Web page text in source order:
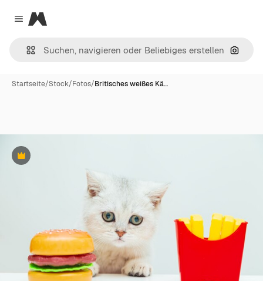
Close menu
Magnific
Nach
Startseite/Stock/Fotos/Britisches weißes Kä…
Premium